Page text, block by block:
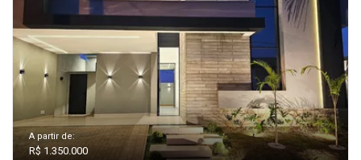
A partir de:
R$ 1.350.000